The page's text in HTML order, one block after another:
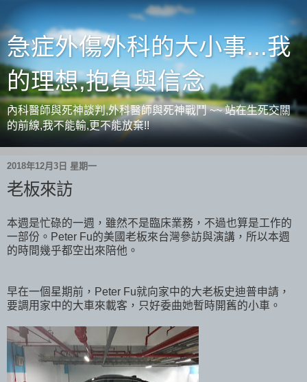
急症外傷外科的大小事...我
的理想,抱負與信念
內科醫師與死神談判,外科醫師與死神戰鬥 ~~ 站在生死交關
的前線,我不能輸,更不能放棄!!
2018年12月3日 星期一
老板來訪
本週是忙碌的一週，雖然不是臨床業務，不過也算是工作的
一部份。Peter Fu的美國老板來台灣參訪與演講，所以本週
的時間幾乎都空出來陪他。
早在一個星期前，Peter Fu就向家中的大老板史迪普申請，
要調用家中的大車來載客，只好委曲她暫時開舊的小車。